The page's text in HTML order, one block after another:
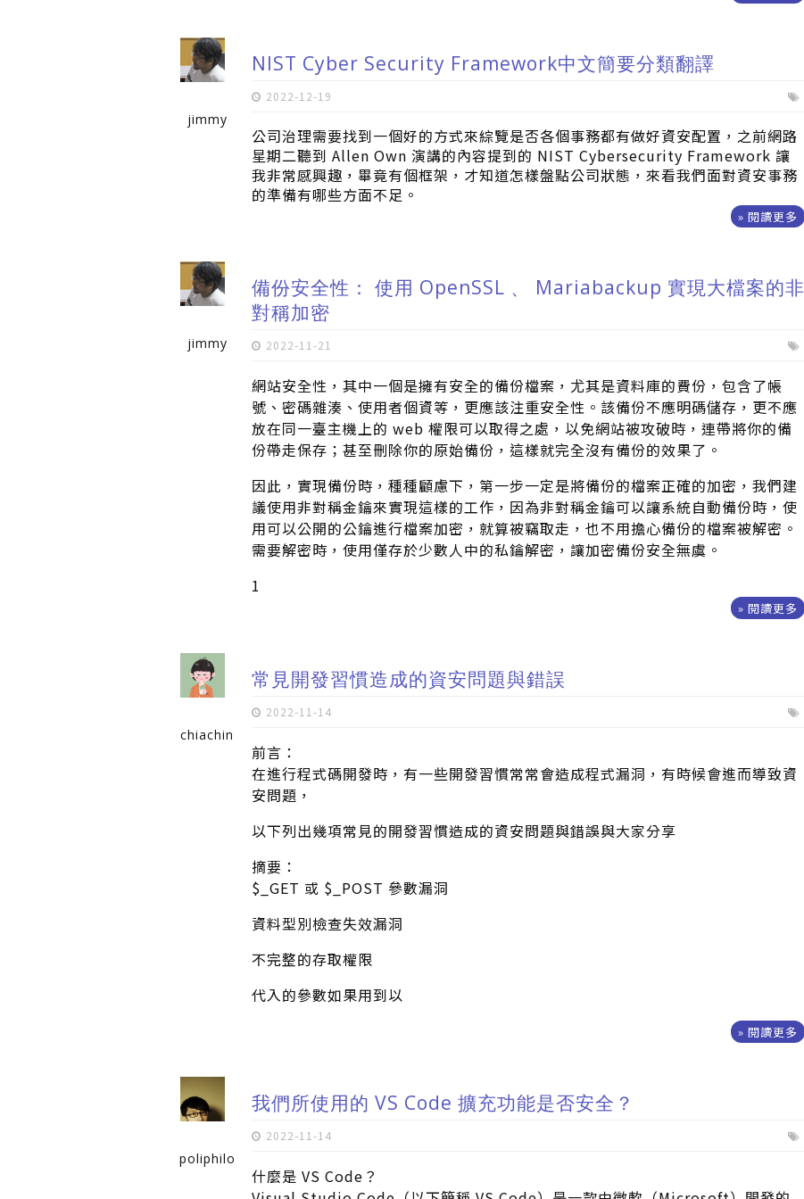
jimmy
NIST Cyber Security Framework中文簡要分類翻譯
2022-12-19
公司治理需要找到一個好的方式來綜覽是否各個事務都有做好資安配置，之前網路
星期二聽到 Allen Own 演講的內容提到的 NIST Cybersecurity Framework 讓
我非常感興趣，畢竟有個框架，才知道怎樣盤點公司狀態，來看我們面對資安事務
的準備有哪些方面不足。
» 閱讀更多
jimmy
備份安全性： 使用 OpenSSL 、 Mariabackup 實現大檔案的非
對稱加密
2022-11-21
網站安全性，其中一個是擁有安全的備份檔案，尤其是資料庫的費份，包含了帳
號、密碼雜湊、使用者個資等，更應該注重安全性。該備份不應明碼儲存，更不應
放在同一臺主機上的 web 權限可以取得之處，以免網站被攻破時，連帶將你的備
份帶走保存；甚至刪除你的原始備份，這樣就完全沒有備份的效果了。
因此，實現備份時，種種顧慮下，第一步一定是將備份的檔案正確的加密，我們建
議使用非對稱金鑰來實現這樣的工作，因為非對稱金鑰可以讓系統自動備份時，使
用可以公開的公鑰進行檔案加密，就算被竊取走，也不用擔心備份的檔案被解密。
需要解密時，使用僅存於少數人中的私鑰解密，讓加密備份安全無虞。
1
» 閱讀更多
chiachin
常見開發習慣造成的資安問題與錯誤
2022-11-14
前言：
在進行程式碼開發時，有一些開發習慣常常會造成程式漏洞，有時候會進而導致資
安問題，
以下列出幾項常見的開發習慣造成的資安問題與錯誤與大家分享
摘要：
$_GET 或 $_POST 參數漏洞
資料型別檢查失效漏洞
不完整的存取權限
代入的參數如果用到以
» 閱讀更多
poliphilo
我們所使用的 VS Code 擴充功能是否安全？
2022-11-14
什麼是 VS Code？